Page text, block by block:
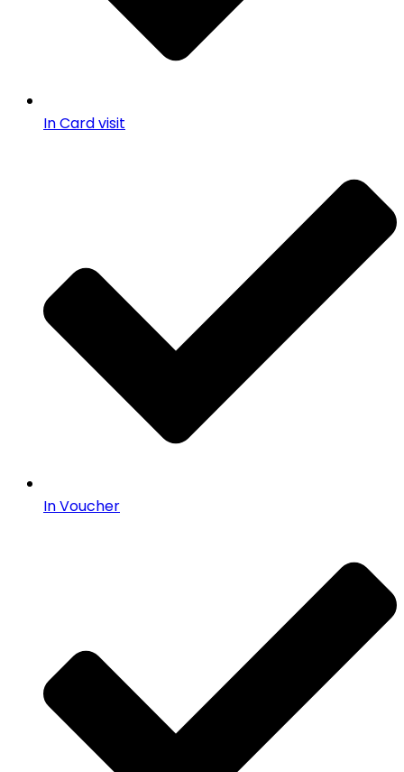
In Card visit
In Voucher